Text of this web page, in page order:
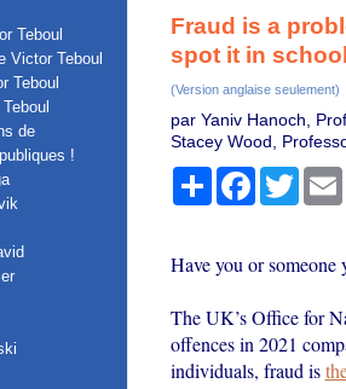
Teboul
Victor Teboul
Teboul
de
!
Fraud is a
spot it in
(Version anglaise seulement)
par Yaniv Hanoch,
Stacey Wood,
PartagerFacebook
Have you or someone
The UK’s Office for
offences in 2021
individuals, fraud is